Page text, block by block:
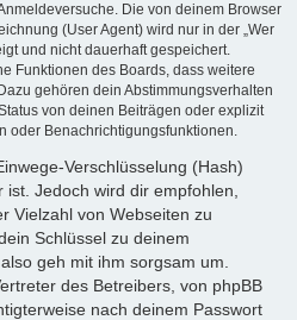
Die von deinem Browser
(User Agent) wird nur in der „Wer
und nicht dauerhaft gespeichert.
Funktionen des Boards, dass weitere
gehören dein Abstimmungsverhalten
von deinen Beiträgen oder explizit
oder Benachrichtigungsfunktionen.
Verschlüsselung (Hash)
Jedoch wird dir empfohlen,
Vielzahl von Webseiten zu
Schlüssel zu deinem
geh mit ihm sorgsam um.
des Betreibers, von phpBB
nach deinem Passwort